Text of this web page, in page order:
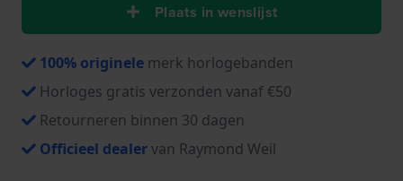
Plaats in wenslijst
100% originele merk horlogebanden
Horloges gratis verzonden vanaf €50
Retourneren binnen 30 dagen
Officieel dealervan Raymond Weil